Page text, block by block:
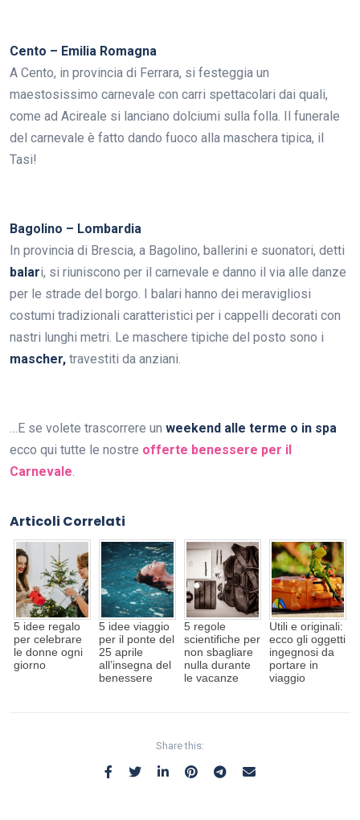
Cento – Emilia Romagna
A Cento, in provincia di Ferrara, si festeggia un
maestosissimo carnevale con carri spettacolari dai quali,
come ad Acireale si lanciano dolciumi sulla folla. Il funerale
del carnevale è fatto dando fuoco alla maschera tipica, il
Tasi!
Bagolino – Lombardia
In provincia di Brescia, a Bagolino, ballerini e suonatori, detti
balari, si riuniscono per il carnevale e danno il via alle danze
per le strade del borgo. I balari hanno dei meravigliosi
costumi tradizionali caratteristici per i cappelli decorati con
nastri lunghi metri. Le maschere tipiche del posto sono i
mascher, travestiti da anziani.
…E se volete trascorrere un weekend alle terme o in spa
ecco qui tutte le nostre offerte benessere per il
Carnevale.
Articoli Correlati
5 idee regalo
per celebrare
le donne ogni
giorno
5 idee viaggio
per il ponte del
25 aprile
all’insegna del
benessere
5 regole
scientifiche per
non sbagliare
nulla durante
le vacanze
Utili e originali:
ecco gli oggetti
ingegnosi da
portare in
viaggio
Share this: